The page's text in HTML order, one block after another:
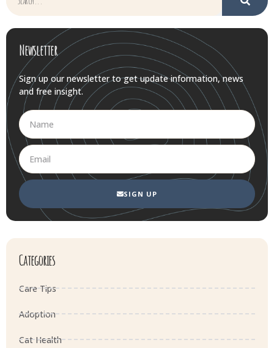
Newsletter
Sign up our newsletter to get update information, news
and free insight.
SIGN UP
Categories
Care Tips
Adoption
Cat Health